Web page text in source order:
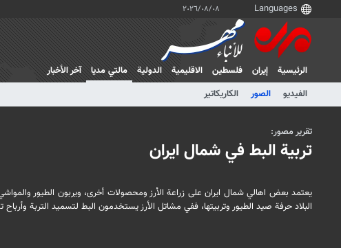
٠٨‏/٠٨‏/٢٠٢٦
الرئيسية إيران فلسطین الاقلیمیة الدولية
مالتي مدیا
الفيديو
الصور الكاريكاتير
آخر الأخبار
تقرير مصور:
تربية البط في شمال ايران
يعتمد بعض اهالي شمال ايران على زراعة الأرز ومحصولات أخرى، ويربون الطيور
البلاد حرفة صيد الطيور وتربيتها، ففي مشاتل الأرز يستخدمون البط لتسميد التربة وأرباح